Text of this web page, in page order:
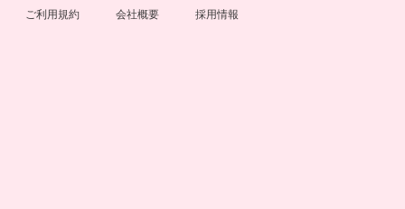
ご利用規約 会社概要 採用情報